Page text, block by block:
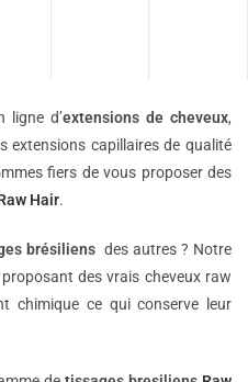
ligne d’extensions decheveux,
extensions capillaires de qualité
fiers de vous proposer des
Hair.
brésiliens des autres ? Notre
des vrais cheveux raw
chimique ce qui conserve leur